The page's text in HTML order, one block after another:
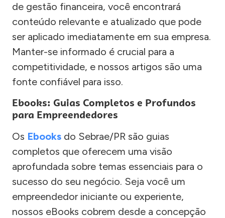
de gestão financeira, você encontrará
conteúdo relevante e atualizado que pode
ser aplicado imediatamente em sua empresa.
Manter-se informado é crucial para a
competitividade, e nossos artigos são uma
fonte confiável para isso.
Ebooks: Guias Completos e Profundos
para Empreendedores
Os Ebooks do Sebrae/PR são guias
completos que oferecem uma visão
aprofundada sobre temas essenciais para o
sucesso do seu negócio. Seja você um
empreendedor iniciante ou experiente,
nossos eBooks cobrem desde a concepção